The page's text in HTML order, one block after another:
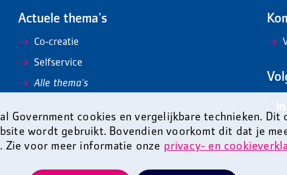
Government cookies en vergelijkbare technieken.
wordt gebruikt. Bovendien voorkomt dit dat je
Zie voor meer informatie onze privacy- en
Actuele thema's
Co-creatie
Selfservice
Alle thema's